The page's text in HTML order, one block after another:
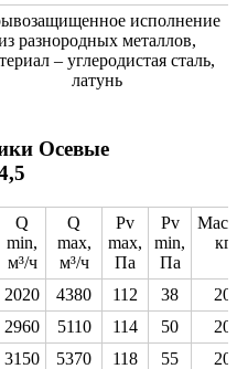
исполнение
разнородных металлов,
– углеродистая сталь,
латунь
Осевые
Q
min,
м³/ч
Q
max,
м³/ч
Pv
max,
Па
Pv
min,
Па
кг
2020 4380 112 38
20
2960 5110 114 50
20
3150 5370 118 55
20